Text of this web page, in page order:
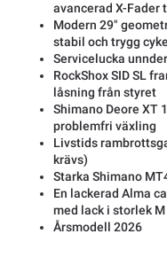
avancerad X-Fader
Modern 29"
stabil och trygg
Servicelucka
RockShox SID SL
låsning från styret
Shimano Deore XT
problemfri växling
Livstids
krävs)
Starka Shimano
En lackerad Alma
med lack i storlek M
Årsmodell 2026